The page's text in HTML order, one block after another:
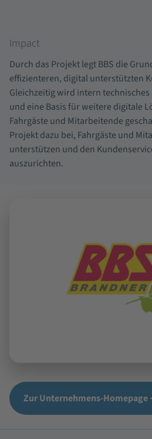
Impact
Durch das Projekt legt BBS die
effizienteren, digital unterstützten
Gleichzeitig wird intern
und eine Basis für weitere digitale
Fahrgäste und Mitarbeitende
Projekt dazu bei, Fahrgäste und
unterstützen und den
auszurichten.
Zur Unternehmens-Homepage